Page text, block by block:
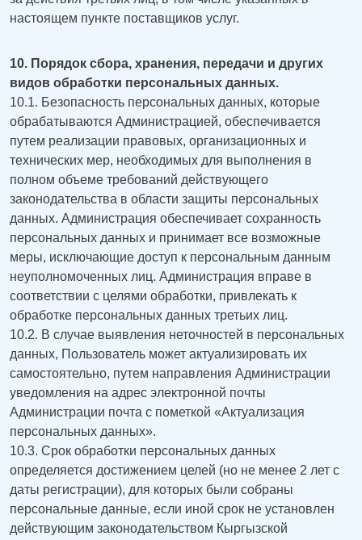
настоящем пункте поставщиков услуг.
10. Порядок сбора, хранения, передачи и других
видов обработки персональных данных.
10.1. Безопасность персональных данных, которые
обрабатываются Администрацией, обеспечивается
путем реализации правовых, организационных и
технических мер, необходимых для выполнения в
полном объеме требований действующего
законодательства в области защиты персональных
данных. Администрация обеспечивает сохранность
персональных данных и принимает все возможные
меры, исключающие доступ к персональным данным
неуполномоченных лиц. Администрация вправе в
соответствии с целями обработки, привлекать к
обработке персональных данных третьих лиц.
10.2. В случае выявления неточностей в персональных
данных, Пользователь может актуализировать их
самостоятельно, путем направления Администрации
уведомления на адрес электронной почты
Администрации почта с пометкой «Актуализация
персональных данных».
10.3. Срок обработки персональных данных
определяется достижением целей (но не менее 2 лет с
даты регистрации), для которых были собраны
персональные данные, если иной срок не установлен
действующим законодательством Кыргызской